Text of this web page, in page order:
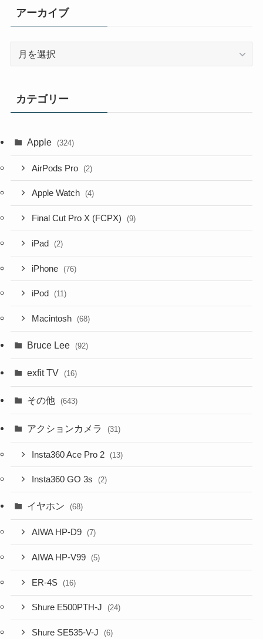
アーカイブ
ブ
カテゴリー
Apple (324)
AirPods Pro (2)
Apple Watch (4)
Final Cut Pro X (FCPX) (9)
iPad (2)
iPhone (76)
iPod (11)
Macintosh (68)
Bruce Lee (92)
exfit TV (16)
その他 (643)
アクションカメラ (31)
Insta360 Ace Pro 2 (13)
Insta360 GO 3s (2)
イヤホン (68)
AIWA HP-D9 (7)
AIWA HP-V99 (5)
ER-4S (16)
Shure E500PTH-J (24)
Shure SE535-V-J (6)